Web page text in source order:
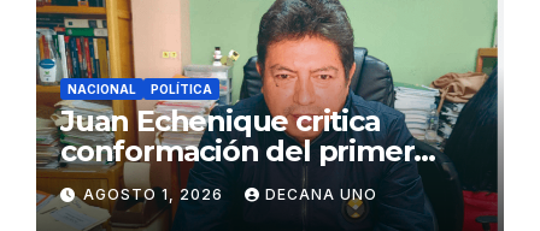
NACIONAL POLÍTICA
Juan Echenique critica
conformación del primer
gabinete ministerial de Keiko
Fujimori
AGOSTO 1, 2026 DECANA UNO